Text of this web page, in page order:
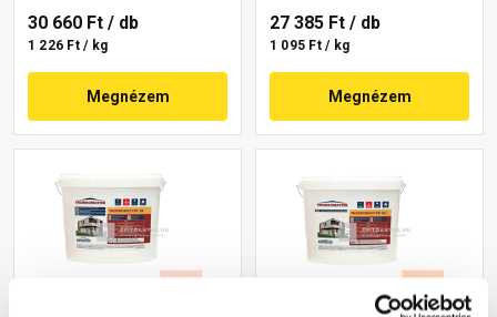
30 660 Ft / db
1 226 Ft / kg
Megnézem
27 385 Ft / db
1 095 Ft / kg
Megnézem